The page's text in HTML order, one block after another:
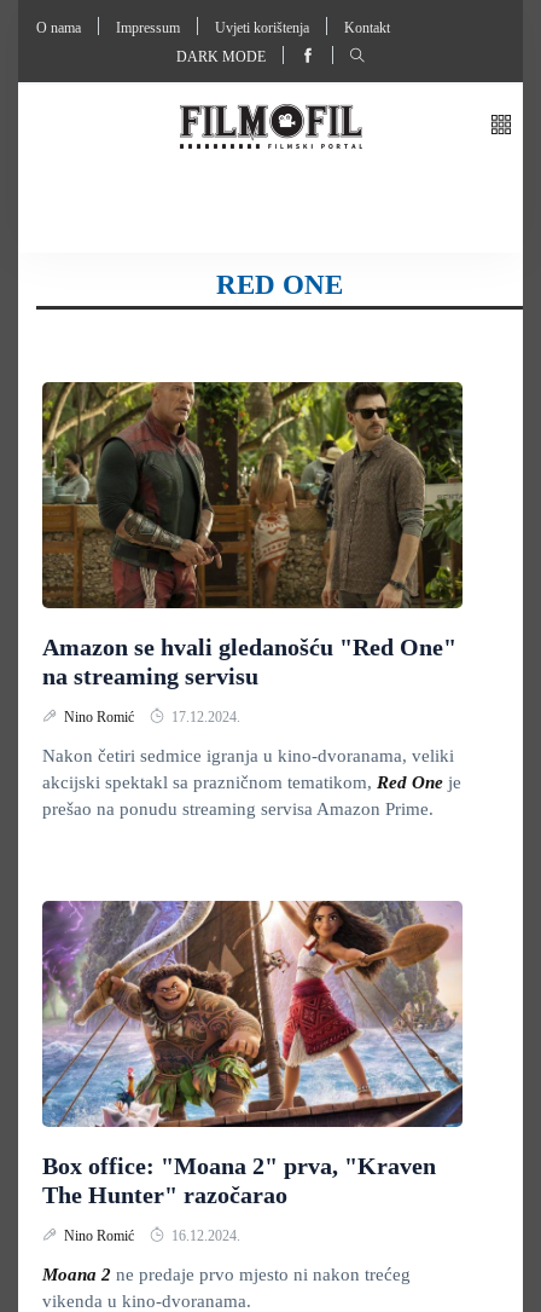
O nama Impressum Uvjeti korištenja
Kontakt
DARK MODE
RED ONE
Amazon se hvali gledanošću "Red One"
na streaming servisu
Nino Romić 17.12.2024.
Nakon četiri sedmice igranja u kino-dvoranama, veliki
akcijski spektakl sa prazničnom tematikom, Red One je
prešao na ponudu streaming servisa Amazon Prime.
Box office: "Moana 2" prva, "Kraven
The Hunter" razočarao
Nino Romić 16.12.2024.
Moana 2 ne predaje prvo mjesto ni nakon trećeg
vikenda u kino-dvoranama.